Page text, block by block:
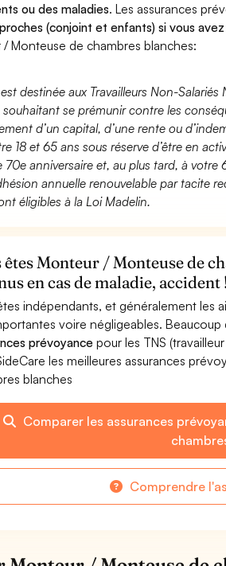
ou des maladies. Les assurances
(conjoint et enfants) si vous
Monteuse de chambres blanches:
destinée aux Travailleurs Non-
se prémunir contre les
d’un capital, d’une rente ou
18 et 65 ans sous réserve d’être en
anniversaire et, au plus tard, à votre
annuelle renouvelable par tacite
éligibles à la Loi Madelin.
êtes Monteur / Monteuse de
en cas de maladie, accident
indépendants, et généralement les
voire négligeables.
prévoyancepour les TNS
les meilleures assurances
blanches
Comparer les assurances
Comprendre